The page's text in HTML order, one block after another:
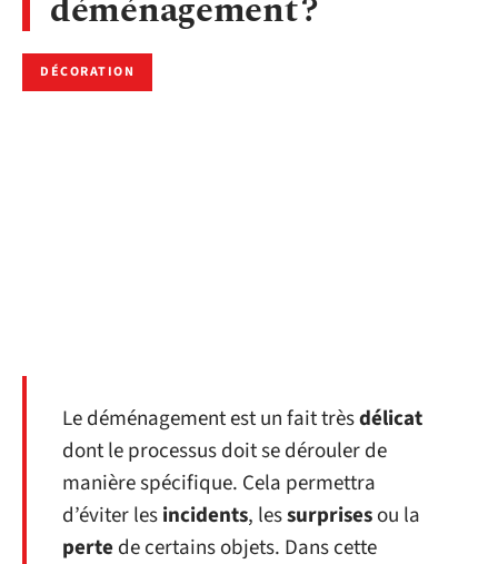
DÉCORATION
Le déménagement est un fait trèsdélicat
dont le processus doit se dérouler de
manière spécifique. Cela permettra
d’éviter lesincidents, lessurprisesou la
perte de certains objets. Dans cette